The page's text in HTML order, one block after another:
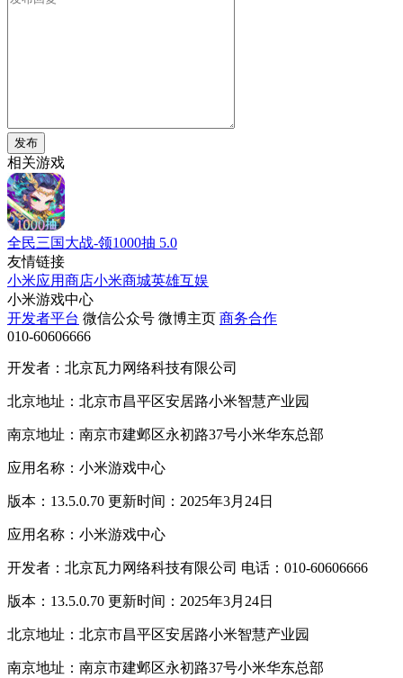
发布
相关游戏
全民三国大战-领1000抽 5.0
友情链接
小米应用商店小米商城英雄互娱
小米游戏中心
开发者平台 微信公众号 微博主页 商务合作
010-60606666
开发者：北京瓦力网络科技有限公司
北京地址：北京市昌平区安居路小米智慧产业园
南京地址：南京市建邺区永初路37号小米华东总部
应用名称：小米游戏中心
版本：13.5.0.70 更新时间：2025年3月24日
应用名称：小米游戏中心
开发者：北京瓦力网络科技有限公司 电话：010-60606666
版本：13.5.0.70 更新时间：2025年3月24日
北京地址：北京市昌平区安居路小米智慧产业园
南京地址：南京市建邺区永初路37号小米华东总部